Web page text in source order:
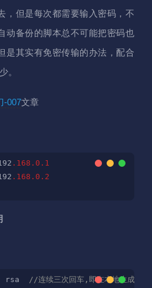
，但是每次都需要输入密码，不
动备份的脚本总不可能把密码也
是其实有免密传输的办法，配合
。
-007文章
.168 .0 .1
.168 .0 .2
t rsa //连续三次回车,即在本地生成